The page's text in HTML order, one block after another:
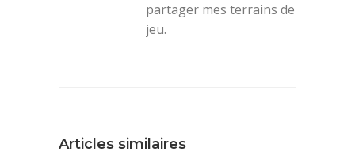
partager mes terrains de
jeu.
Articles similaires